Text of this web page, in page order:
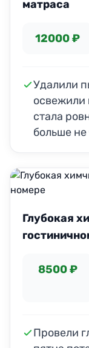
матраса
12000 ₽
Удалили
освежили
стала
больше не
Глубокая
8500 ₽
Провели